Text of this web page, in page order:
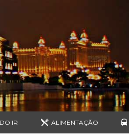
IR ALIMENTAÇÃO